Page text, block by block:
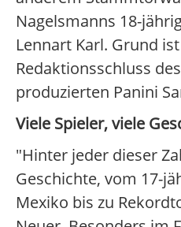
Nagelsmanns 18-
Lennart Karl. Grund
Redaktionsschluss
produzierten Panini
Viele Spieler, viele
"Hinter jeder dieser
Geschichte, vom 17-
Mexiko bis zu